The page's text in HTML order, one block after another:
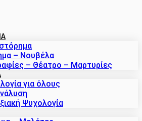
– Νουβέλα
– Θέατρο – Μαρτυρίες
για όλους
Ψυχολογία